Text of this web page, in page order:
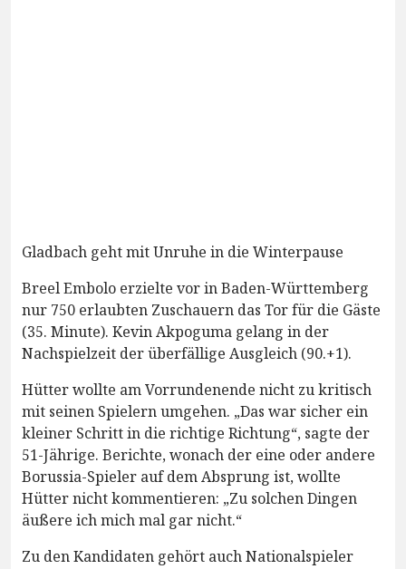
Gladbach geht mit Unruhe in die Winterpause
Breel Embolo erzielte vor in Baden-Württemberg
nur 750 erlaubten Zuschauern das Tor für die Gäste
(35. Minute). Kevin Akpoguma gelang in der
Nachspielzeit der überfällige Ausgleich (90.+1).
Hütter wollte am Vorrundenende nicht zu kritisch
mit seinen Spielern umgehen. „Das war sicher ein
kleiner Schritt in die richtige Richtung“, sagte der
51-Jährige. Berichte, wonach der eine oder andere
Borussia-Spieler auf dem Absprung ist, wollte
Hütter nicht kommentieren: „Zu solchen Dingen
äußere ich mich mal gar nicht.“
Zu den Kandidaten gehört auch Nationalspieler